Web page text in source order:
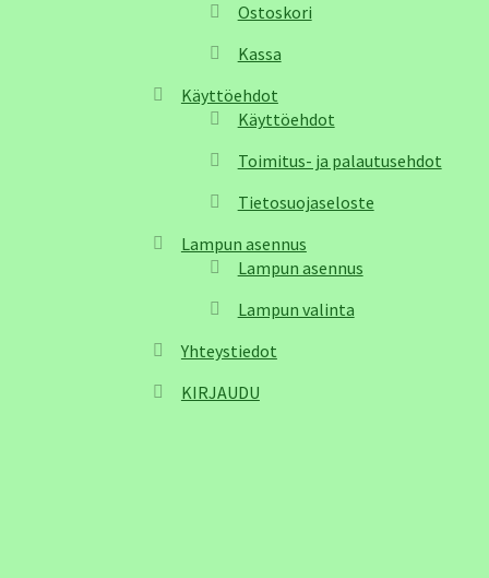
Ostoskori
Kassa
Käyttöehdot
Käyttöehdot
Toimitus- ja palautusehdot
Tietosuojaseloste
Lampun asennus
Lampun asennus
Lampun valinta
Yhteystiedot
KIRJAUDU